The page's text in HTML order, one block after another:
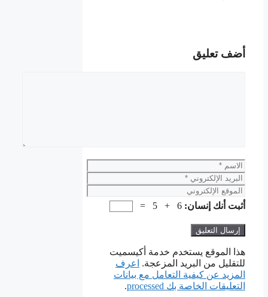
أضف تعليق
الاسم
البريد
الإلكتروني
الموقع
الإلكتروني
أثبت أنك إنسان: 6 + 5 =
هذا الموقع يستخدم خدمة أكيسميت
للتقليل من البريد المزعجة.
اعرف
المزيد عن كيفية التعامل مع بيانات
التعليقات الخاصة بك processed
.